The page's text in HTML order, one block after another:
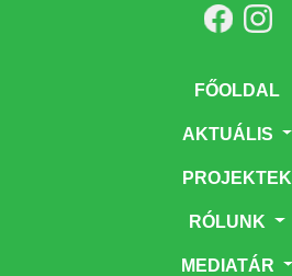
FŐOLDAL
AKTUÁLIS
PROJEKTEK
RÓLUNK
MEDIATÁR